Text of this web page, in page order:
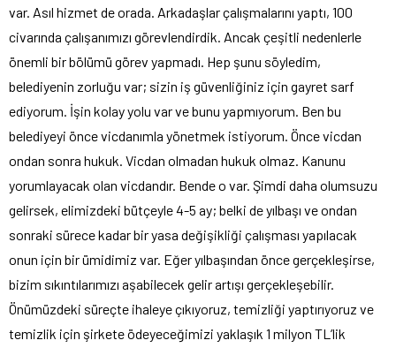
var. Asıl hizmet de orada. Arkadaşlar çalışmalarını yaptı, 100
civarında çalışanımızı görevlendirdik. Ancak çeşitli nedenlerle
önemli bir bölümü görev yapmadı. Hep şunu söyledim,
belediyenin zorluğu var; sizin iş güvenliğiniz için gayret sarf
ediyorum. İşin kolay yolu var ve bunu yapmıyorum. Ben bu
belediyeyi önce vicdanımla yönetmek istiyorum. Önce vicdan
ondan sonra hukuk. Vicdan olmadan hukuk olmaz. Kanunu
yorumlayacak olan vicdandır. Bende o var. Şimdi daha olumsuzu
gelirsek, elimizdeki bütçeyle 4-5 ay; belki de yılbaşı ve ondan
sonraki sürece kadar bir yasa değişikliği çalışması yapılacak
onun için bir ümidimiz var. Eğer yılbaşından önce gerçekleşirse,
bizim sıkıntılarımızı aşabilecek gelir artışı gerçekleşebilir.
Önümüzdeki süreçte ihaleye çıkıyoruz, temizliği yaptırıyoruz ve
temizlik için şirkete ödeyeceğimizi yaklaşık 1 milyon TL’lik